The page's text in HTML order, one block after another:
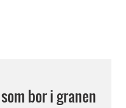
bor i granen